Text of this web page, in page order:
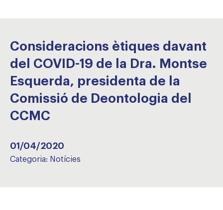
Consideracions ètiques davant
del COVID-19 de la Dra. Montse
Esquerda, presidenta de la
Comissió de Deontologia del
CCMC
01/04/2020
Categoria: Notícies